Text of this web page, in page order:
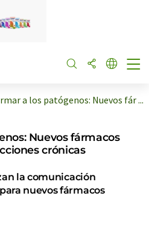
a los patógenos: Nuevos fár ...
Nuevos fármacos
crónicas
la comunicación
nuevos fármacos